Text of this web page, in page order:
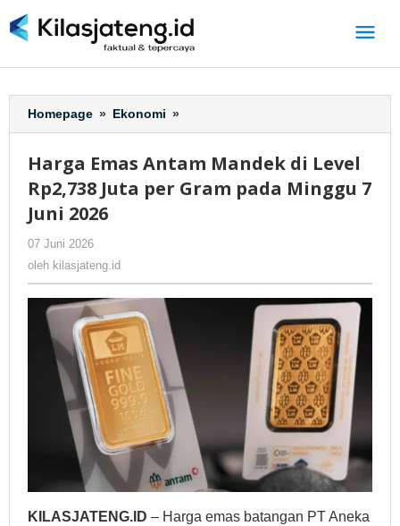
ke
Homepage » Ekonomi »
Emas
Mandek
di
Gram
pada
2026
Harga Emas Antam Mandek di Level
Rp2,738 Juta per Gram pada Minggu 7
Juni 2026
07 Juni 2026
kilasjateng.id
oleh kilasjateng.id
KILASJATENG.ID – Harga emas batangan PT Aneka